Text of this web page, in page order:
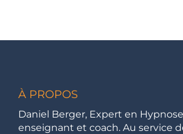
À PROPOS
Daniel Berger, Expert en
enseignant et coach. Au service